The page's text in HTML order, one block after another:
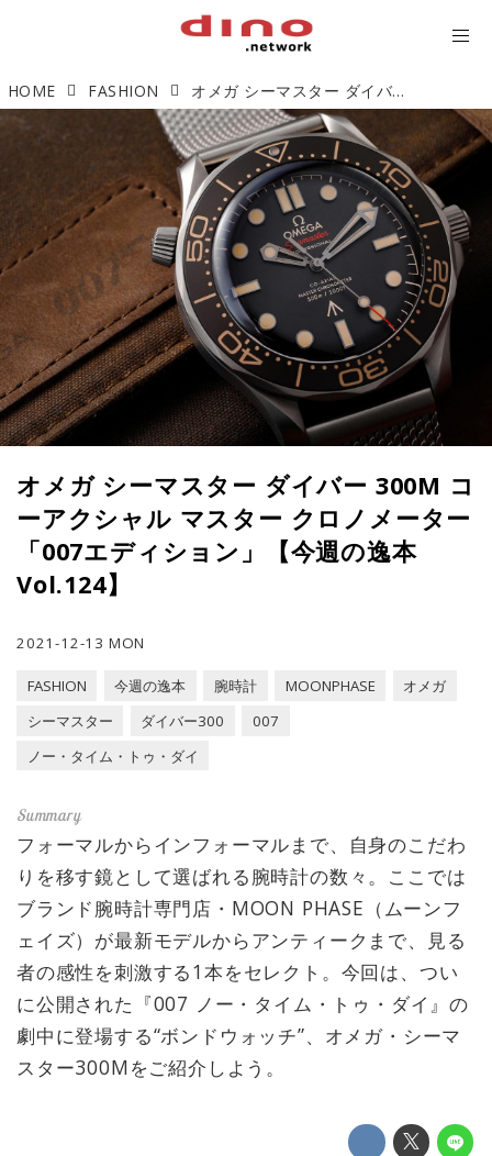
HOME FASHION オメガ シーマスター ダイバー 300M コーアクシャル マスター クロノメーター 「007エディション」【今週の逸本 Vol.124】
オメガ シーマスター ダイバー 300M コ
ーアクシャル マスター クロノメーター
「007エディション」【今週の逸本
Vol.124】
2021-12-13 MON
FASHION 今週の逸本 腕時計 MOONPHASE
オメガ
シーマスター
ダイバー300
007
ノー・タイム・トゥ・ダイ
フォーマルからインフォーマルまで、自身のこだわ
りを移す鏡として選ばれる腕時計の数々。ここでは
ブランド腕時計専門店・MOON PHASE（ムーンフ
ェイズ）が最新モデルからアンティークまで、見る
者の感性を刺激する1本をセレクト。今回は、つい
に公開された『007 ノー・タイム・トゥ・ダイ』の
劇中に登場する“ボンドウォッチ”、オメガ・シーマ
スター300Mをご紹介しよう。